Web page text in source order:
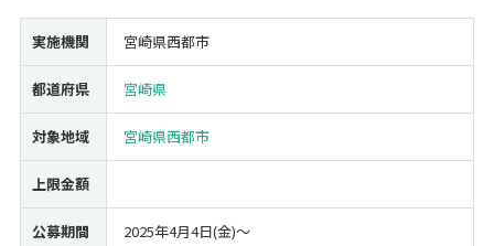
使い道
経営改善・経営強化 販路拡大
人材採用・雇用
人材育成・福利厚生
起業・創業
事業承継 災害・被災者支援
コロナ関連
環境・省エネ
テレワーク
実施機関 宮崎県西都市
都道府県 宮崎県
対象地域 宮崎県西都市
上限金額
公募期間 2025年4月4日(金)〜